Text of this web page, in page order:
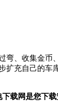
、收集金
充自己的
载网是您下